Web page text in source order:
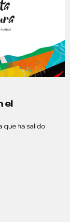
que ha salido